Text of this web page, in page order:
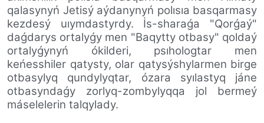
qalasynyń Jetisý aýdanynyń polısıa basqarmasy
kezdesý uıymdastyrdy. İs-sharaǵa "Qorǵaý"
daǵdarys ortalyǵy men "Baqytty otbasy" qoldaý
ortalyǵynyń ókilderi, psıhologtar men
keńesshiler qatysty, olar qatysýshylarmen birge
otbasylyq qundylyqtar, ózara syılastyq jáne
otbasyndaǵy zorlyq-zombylyqqa jol bermeý
máselelerin talqylady.